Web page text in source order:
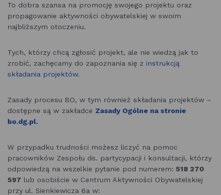
To dobra szansa na promocję swojego projektu oraz
propagowanie aktywności obywatelskiej w swoim
najbliższym otoczeniu.
Tych, którzy chcą zgłosić projekt, ale nie wiedzą jak to
zrobić, zachęcamy do zapoznania się z instrukcją
składania projektów.
Zasady procesu BO, w tym również składania projektów –
dostępne są w zakładce Zasady Ogólne na stronie
bo.dg.pl.
W przypadku trudności możesz liczyć na pomoc
pracowników Zespołu ds. partycypacji i konsultacji, którzy
odpowiedzą na wszelkie pytanie pod numerem: 518 270
597 lub osobiście w Centrum Aktywności Obywatelskiej
przy ul. Sienkiewicza 6a w: